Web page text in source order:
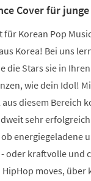
Cover für
für Korean Pop
Korea! Bei uns
die Stars sie in
wie dein Idol!
diesem Bereich
sehr
ob energiegeladene
oder kraftvolle und
moves,